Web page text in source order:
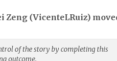
Zeng (VicenteLRuiz)
of the story by completing this
outcome.